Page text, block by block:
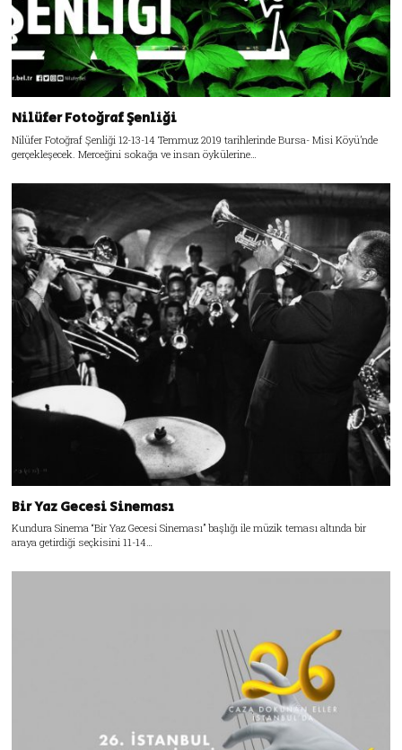
Nilüfer Fotoğraf Şenliği
Nilüfer Fotoğraf Şenliği 12-13-14 Temmuz 2019 tarihlerinde Bursa- Misi Köyü’nde
gerçekleşecek. Merceğini sokağa ve insan öykülerine…
Bir Yaz Gecesi Sineması
Kundura Sinema “Bir Yaz Gecesi Sineması” başlığı ile müzik teması altında bir
araya getirdiği seçkisini 11-14…